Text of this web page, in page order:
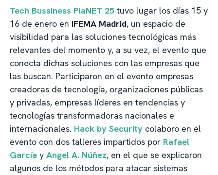
Tech Bussiness PlaNET 25 tuvo lugar los días 15 y
16 de enero en IFEMA Madrid, un espacio de
visibilidad para las soluciones tecnológicas más
relevantes del momento y, a su vez, el evento que
conecta dichas soluciones con las empresas que
las buscan. Participaron en el evento empresas
creadoras de tecnología, organizaciones públicas
y privadas, empresas líderes en tendencias y
tecnologías transformadoras nacionales e
internacionales. Hack by Security colaboro en el
evento con dos talleres impartidos por Rafael
García y Angel A. Núñez, en el que se explicaron
algunos de los métodos para atacar sistemas